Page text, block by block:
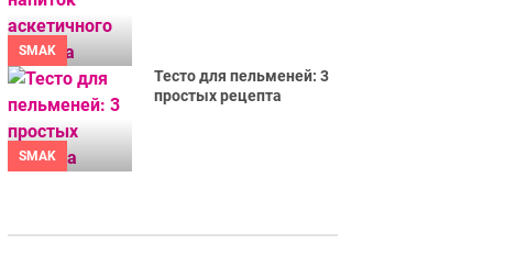
SMAK
SMAK
Тесто для пельменей: 3
простых рецепта